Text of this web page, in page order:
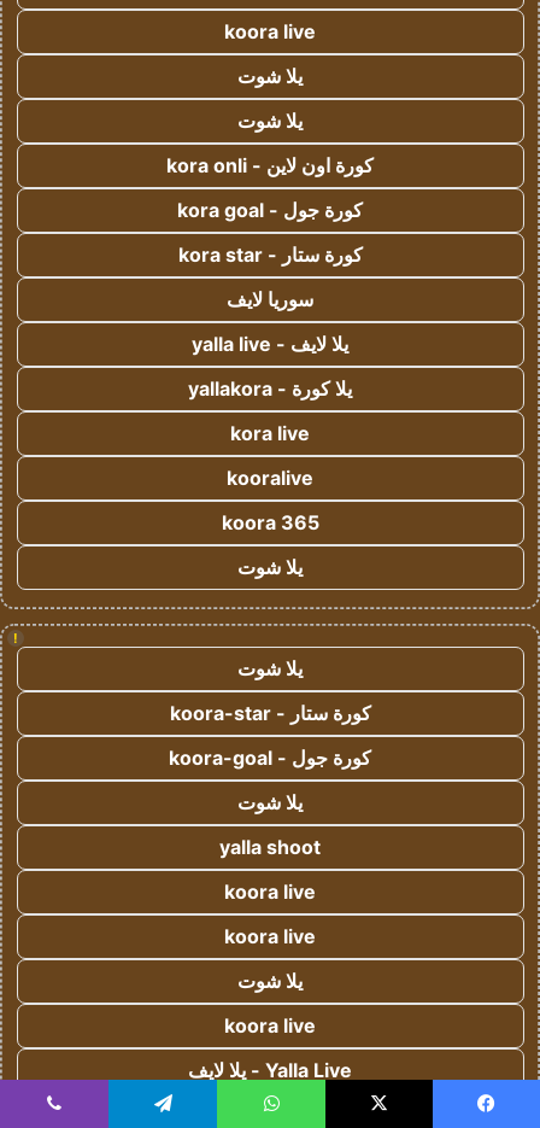
koora live
يلا شوت
يلا شوت
كورة اون لاين - kora onli
كورة جول - kora goal
كورة ستار - kora star
سوريا لايف
يلا لايف - yalla live
يلا كورة - yallakora
kora live
kooralive
koora 365
يلا شوت
!
يلا شوت
كورة ستار - koora-star
كورة جول - koora-goal
يلا شوت
yalla shoot
koora live
koora live
يلا شوت
koora live
Yalla Live - يلا لايف
كورة اون لاين - koora onl